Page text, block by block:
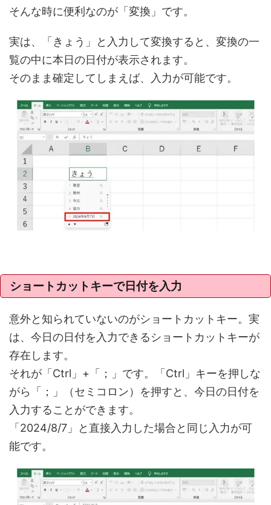
そんな時に便利なのが「変換」です。
実は、「きょう」と入力して変換すると、変換の一
覧の中に本日の日付が表示されます。
そのまま確定してしまえば、入力が可能です。
ショートカットキーで日付を入力
意外と知られていないのがショートカットキー。実
は、今日の日付を入力できるショートカットキーが
存在します。
それが「Ctrl」+「；」です。「Ctrl」キーを押しな
がら「；」（セミコロン）を押すと、今日の日付を
入力することができます。
「2024/8/7」と直接入力した場合と同じ入力が可
能です。